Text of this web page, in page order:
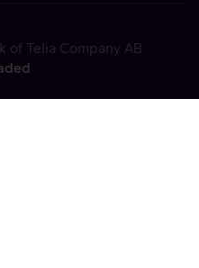
of Telia Company AB